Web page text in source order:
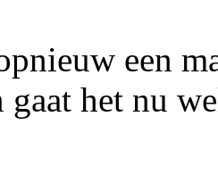
een
gaat het nu